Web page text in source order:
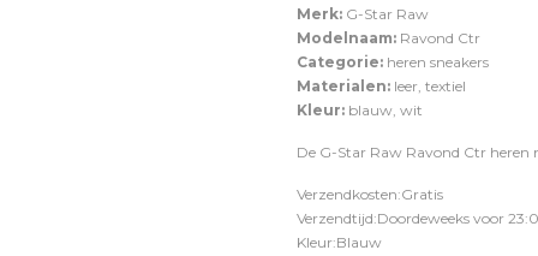
Merk: G-Star Raw
Modelnaam: Ravond Ctr
Categorie: heren sneakers
Materialen: leer, textiel
Kleur: blauw, wit
De G-Star Raw Ravond Ctr
Verzendkosten:Gratis
Verzendtijd:Doordeweeks voor
Kleur:Blauw